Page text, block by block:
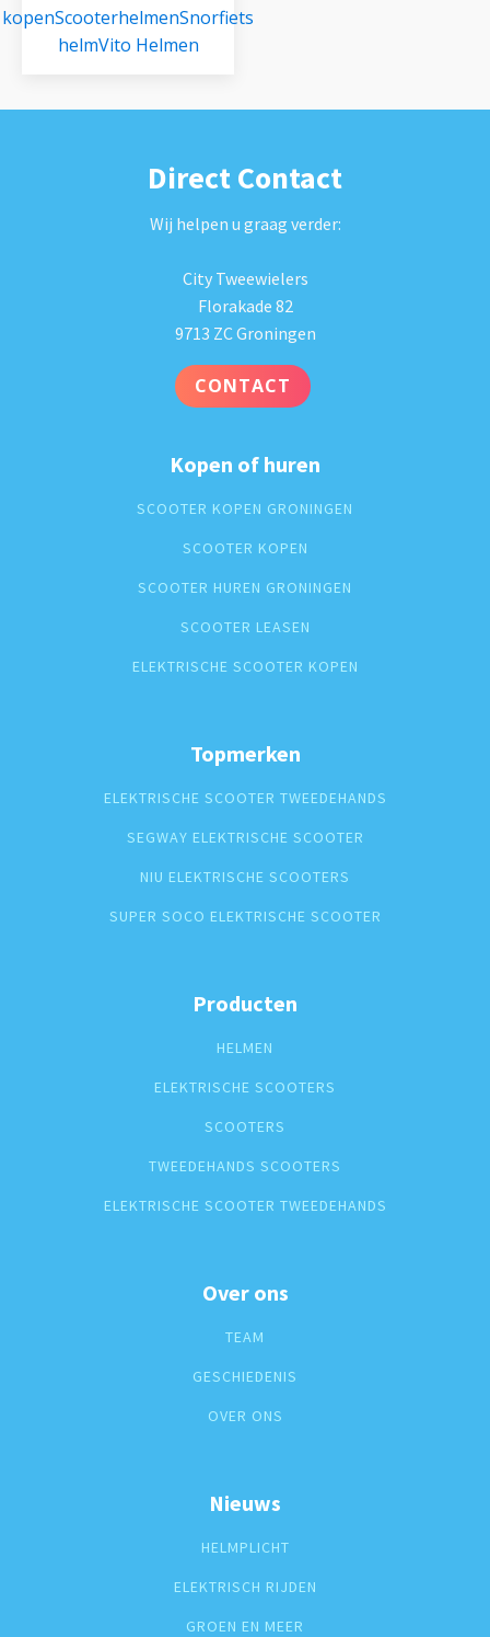
kopenScooterhelmenSnorfiets
helmVito Helmen
Direct Contact
Wij helpen u graag verder:
City Tweewielers
Florakade 82
9713 ZC Groningen
CONTACT
Kopen of huren
SCOOTER KOPEN GRONINGEN
SCOOTER KOPEN
SCOOTER HUREN GRONINGEN
SCOOTER LEASEN
ELEKTRISCHE SCOOTER KOPEN
Topmerken
ELEKTRISCHE SCOOTER TWEEDEHANDS
SEGWAY ELEKTRISCHE SCOOTER
NIU ELEKTRISCHE SCOOTERS
SUPER SOCO ELEKTRISCHE SCOOTER
Producten
HELMEN
ELEKTRISCHE SCOOTERS
SCOOTERS
TWEEDEHANDS SCOOTERS
ELEKTRISCHE SCOOTER TWEEDEHANDS
Over ons
TEAM
GESCHIEDENIS
OVER ONS
Nieuws
HELMPLICHT
ELEKTRISCH RIJDEN
GROEN EN MEER